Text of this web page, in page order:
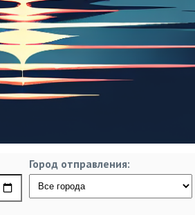
Город отправления: